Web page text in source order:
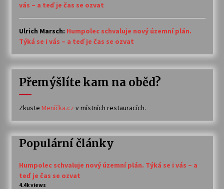
vás – a teď je čas se ozvat
Ulrich Marsch: Humpolec schvaluje nový územní plán.
Týká se i vás – a teď je čas se ozvat
Přemýšlíte kam na oběd?
Zkuste Meníčka.cz v místních restauracích.
Populární články
Humpolec schvaluje nový územní plán. Týká se i vás – a
teď je čas se ozvat
4.4k views